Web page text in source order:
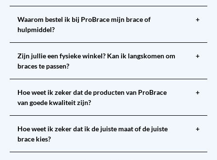
Waarom bestel ik bij ProBrace mijn brace of
hulpmiddel?
+
Zijn jullie een fysieke winkel? Kan ik langskomen om
braces te passen?
+
Hoe weet ik zeker dat de producten van ProBrace
van goede kwaliteit zijn?
+
Hoe weet ik zeker dat ik de juiste maat of de juiste
brace kies?
+